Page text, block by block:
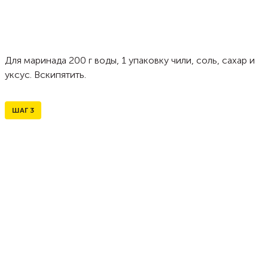
Для маринада 200 г воды, 1 упаковку чили, соль, сахар и
уксус. Вскипятить.
ШАГ 3